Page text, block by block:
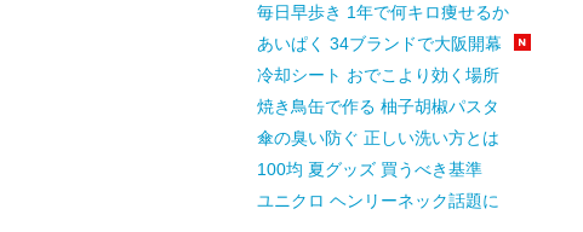
毎日早歩き 1年で何キロ痩せるか
あいぱく 34ブランドで大阪開幕
冷却シート おでこより効く場所
焼き鳥缶で作る 柚子胡椒パスタ
傘の臭い防ぐ 正しい洗い方とは
100均 夏グッズ 買うべき基準
ユニクロ ヘンリーネック話題に